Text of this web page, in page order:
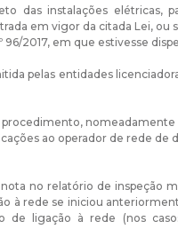
das instalações
em vigor da citada Lei, ou
96/2017, em que estivesse
pelas entidades
procedimento,
ao operador de rede
no relatório de inspeção
à rede se iniciou
de ligação à rede (nos